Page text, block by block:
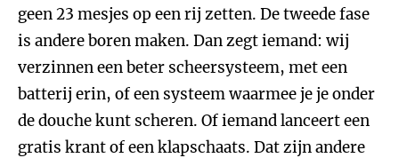
geen 23 mesjes op een rij zetten. De tweede fase
is andere boren maken. Dan zegt iemand: wij
verzinnen een beter scheersysteem, met een
batterij erin, of een systeem waarmee je je onder
de douche kunt scheren. Of iemand lanceert een
gratis krant of een klapschaats. Dat zijn andere